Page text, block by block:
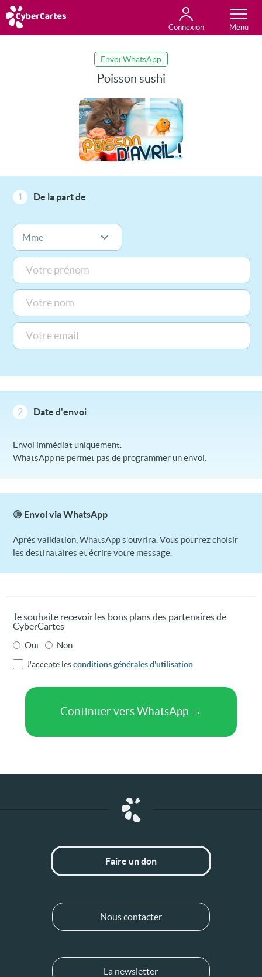
Connexion
Toutes les cartes
Envoi WhatsApp
Poisson sushi
1 De la part de
2 Date d'envoi
Envoi immédiat uniquement.
WhatsApp ne permet pas de programmer un envoi.
🟢 Envoi via WhatsApp
Après validation, WhatsApp s'ouvrira. Vous pourrez choisir
les destinataires et écrire votre message.
Je souhaite recevoir les bons plans des partenaires de
CyberCartes
Oui Non
J'accepte lesconditions générales d'utilisation
Faire un don
Nous contacter
La newsletter